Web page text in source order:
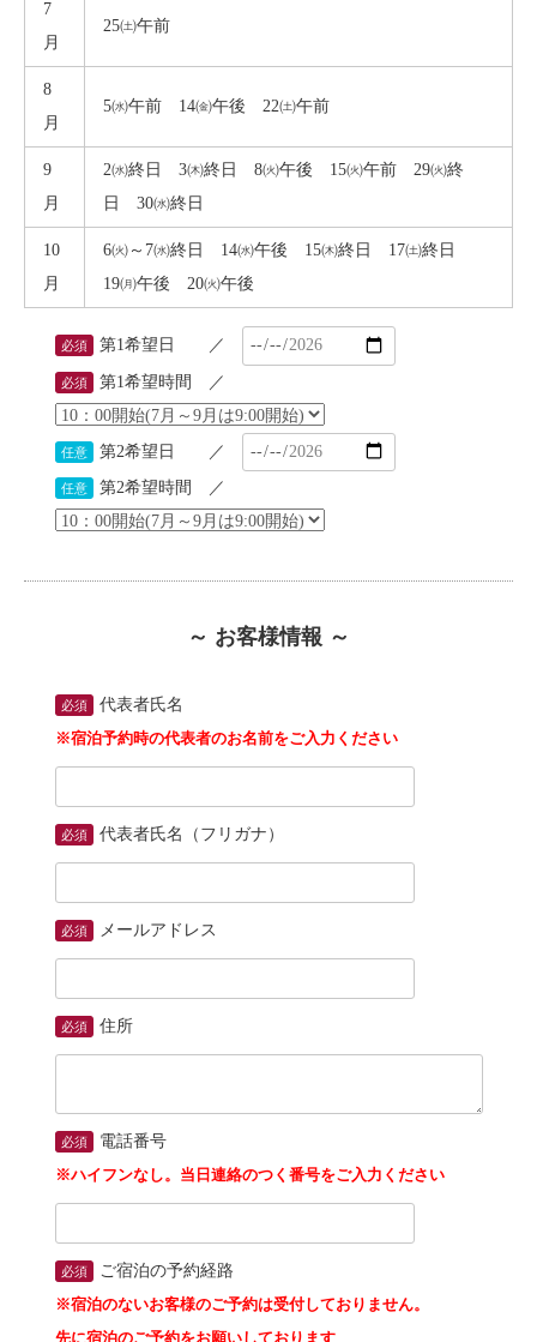
7
月
25㈯午前
8
月
5㈬午前 14㈮午後 22㈯午前
9
月
2㈬終日 3㈭終日 8㈫午後 15㈫午前 29㈫終
日 30㈬終日
10
月
6㈫～7㈬終日 14㈬午後 15㈭終日 17㈯終日
19㈪午後 20㈫午後
必須 第1希望日 ／
必須 第1希望時間 ／
任意 第2希望日 ／
任意 第2希望時間 ／
～ お客様情報 ～
必須
代表者氏名
※宿泊予約時の代表者のお名前をご入力ください
必須 代表者氏名（フリガナ）
必須 メールアドレス
必須 住所
必須
電話番号
※ハイフンなし。当日連絡のつく番号をご入力ください
必須
ご宿泊の予約経路
※宿泊のないお客様のご予約は受付しておりません。
先に宿泊のご予約をお願いしております